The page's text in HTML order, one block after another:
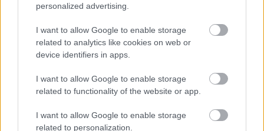
personalized advertising.
I want to allow Google to enable storage
related to analytics like cookies on web or
device identifiers in apps.
I want to allow Google to enable storage
related to functionality of the website or app.
I want to allow Google to enable storage
related to personalization.
TERMÉSZETFELETTI ERŐK ÉS ELFELEDETT
TITKOK: ITT A SHELBY OAKS – A GONOSZ